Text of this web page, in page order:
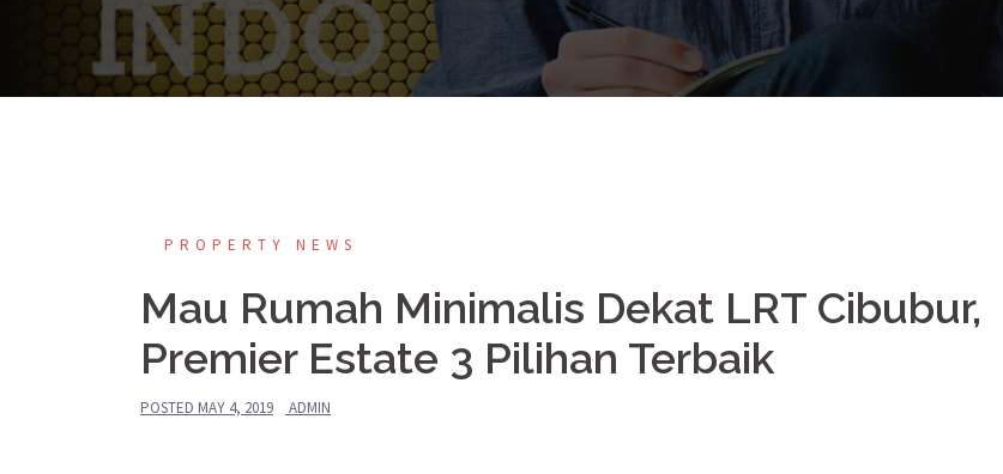
PROPERTY NEWS
Mau Rumah Minimalis Dekat LRT Cibubur,
Premier Estate 3 Pilihan Terbaik
POSTED MAY 4, 2019 ADMIN